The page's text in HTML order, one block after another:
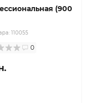
(900
110055
0